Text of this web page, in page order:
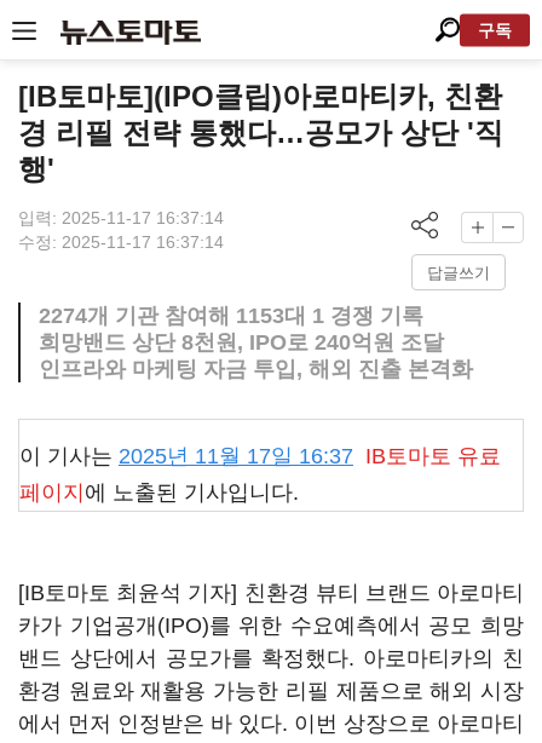
구독
[IB토마토](IPO클립)아로마티카, 친환
경 리필 전략 통했다…공모가 상단 '직
행'
입력: 2025-11-17 16:37:14
수정: 2025-11-17 16:37:14
답글쓰기
2274개 기관 참여해 1153대 1 경쟁 기록
희망밴드 상단 8천원, IPO로 240억원 조달
인프라와 마케팅 자금 투입, 해외 진출 본격화
이 기사는 2025년 11월 17일 16:37 IB토마토 유료
페이지 에 노출된 기사입니다.
[IB토마토 최윤석 기자] 친환경 뷰티 브랜드 아로마티
카가 기업공개(IPO)를 위한 수요예측에서 공모 희망
밴드 상단에서 공모가를 확정했다. 아로마티카의 친
환경 원료와 재활용 가능한 리필 제품으로 해외 시장
에서 먼저 인정받은 바 있다. 이번 상장으로 아로마티